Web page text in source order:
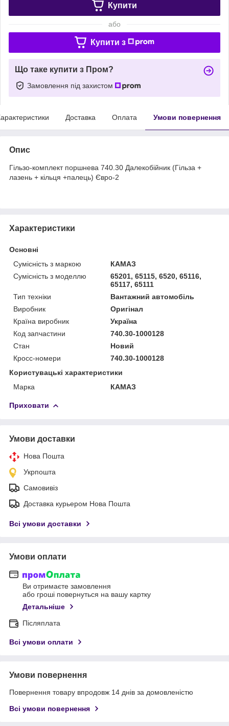
Купити
або
Купити з
Що таке купити з Пром?
Замовлення під захистом
Доставка Оплата Умови повернення
Опис
Гільзо-комплект поршнева 740.30 Далекобійник (Гільза +
лазень + кільця +палець) Євро-2
Характеристики
Основні
Сумісність з маркою
КАМАЗ
Сумісність з моделлю
65201, 65115, 6520, 65116,
65117, 65111
Тип техніки
Вантажний автомобіль
Виробник
Оригінал
Країна виробник
Україна
Код запчастини
740.30-1000128
Стан
Новий
Кросс-номери
740.30-1000128
Користувацькі характеристики
Марка
КАМАЗ
Приховати
Умови доставки
Нова Пошта
Укрпошта
Самовивіз
Доставка курьером Нова Пошта
Всі умови доставки
Умови оплати
Ви отримаєте замовлення
або гроші повернуться на вашу картку
Детальніше
Післяплата
Всі умови оплати
Умови повернення
Повернення товару впродовж 14 днів за домовленістю
Всі умови повернення